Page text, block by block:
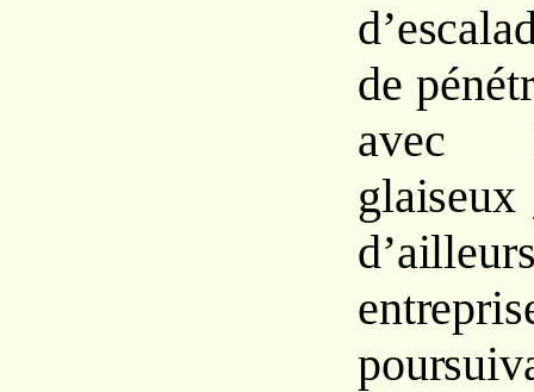
de
avec
glaiseux